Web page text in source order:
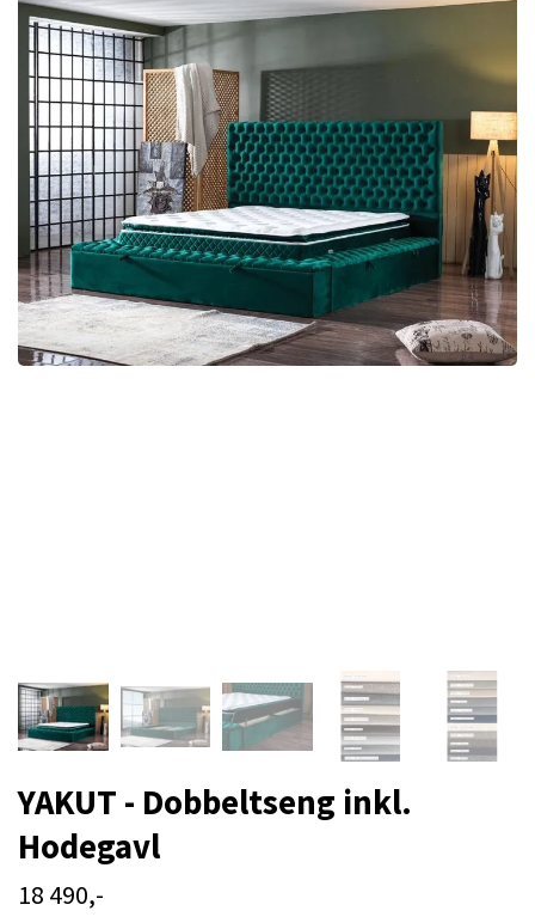
YAKUT - Dobbeltseng inkl.
Hodegavl
18 490,-